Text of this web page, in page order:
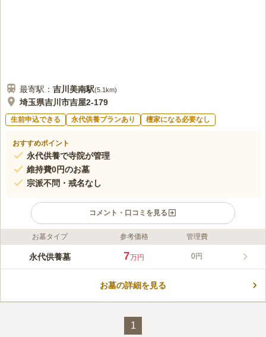
最寄駅： 吉川美南駅(5.1km)
埼玉県吉川市吉屋2-179
生前申込できる 永代供養プランあり 檀家になる必要なし
おすすめポイント
永代供養で寺院が管理
維持費0円のお墓
宗派不問・戒名なし
コメント・口コミを見る
ライフドット編集部のコメント
江戸川に近く、田園風景も楽しめる立地にある真言宗の寺院墓地
いる霊園です。浄幽寺には吉川市の指定文化財である木造の阿弥
うな高い建物がありません。日当たりの良さを感じながらお参り
この霊園はまだ誰からも評価されていません。
お墓タイプ 参考価格 管理費
永代供養墓 7万円 0円
お墓の詳細を見る
1